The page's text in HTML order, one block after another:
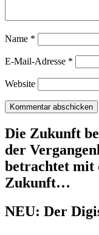
Name *
E-Mail-Adresse *
Website
Die Zukunft
der
betrachtet mit
Zukunft…
NEU: Der